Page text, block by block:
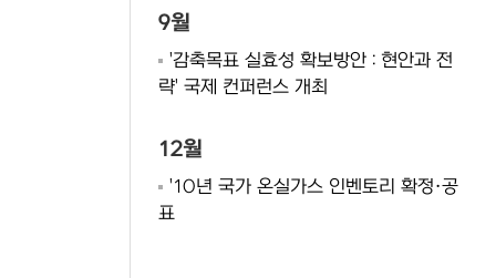
9월
'감축목표 실효성 확보방안 : 현안과 전
략' 국제 컨퍼런스 개최
12월
'10년 국가 온실가스 인벤토리 확정·공
표